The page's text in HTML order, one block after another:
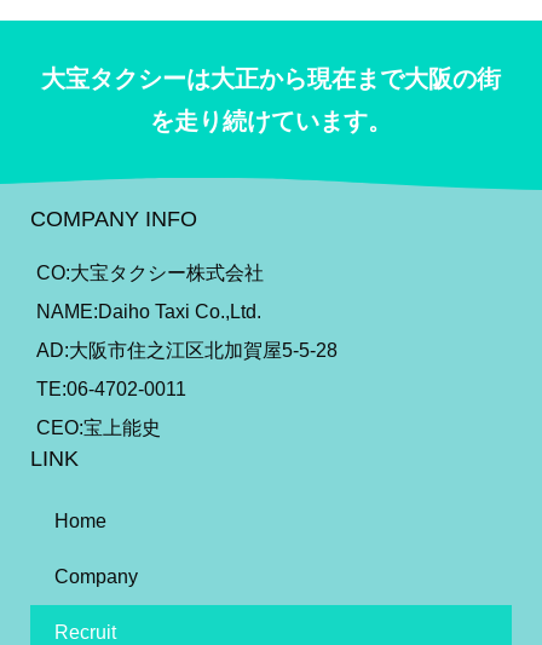
大宝タクシーは大正から現在まで大阪の街
を走り続けています。
COMPANY INFO
CO:大宝タクシー株式会社
NAME:Daiho Taxi Co.,Ltd.
AD:大阪市住之江区北加賀屋5-5-28
TE:06-4702-0011
CEO:宝上能史
LINK
Home
Company
Recruit